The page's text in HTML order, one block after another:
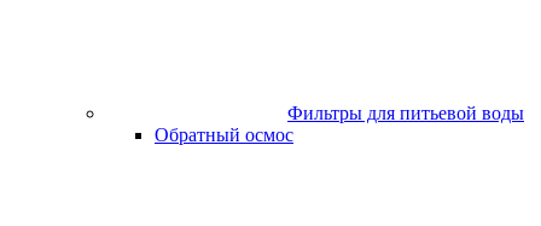
Фильтры для питьевой воды
Обратный осмос